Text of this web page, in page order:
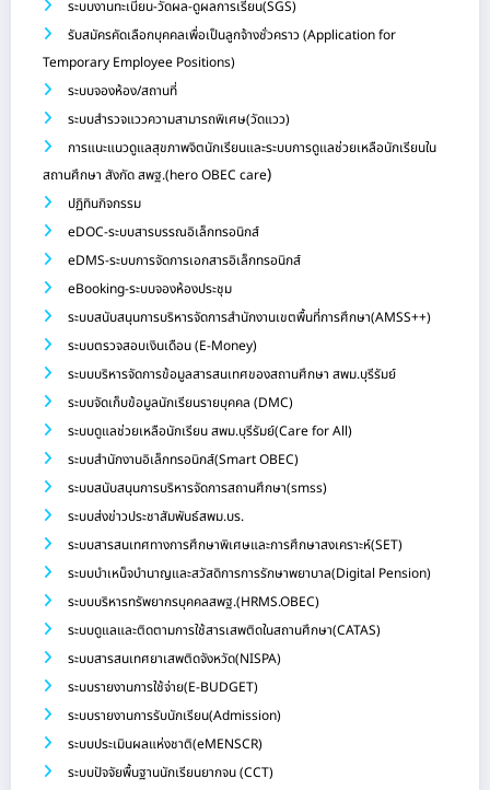
ระบบงานทะเบียน-วัดผล-ดูผลการเรียน(SGS)
รับสมัครคัดเลือกบุคคลเพื่อเป็นลูกจ้างชั่วคราว (Application for
Temporary Employee Positions)
ระบบจองห้อง/สถานที่
ระบบสำรวจแววความสามารถพิเศษ(วัดแวว)
การแนะแนวดูแลสุขภาพจิตนักเรียนและระบบการดูแลช่วยเหลือนักเรียนใน
สถานศึกษา สังกัด สพฐ.(hero OBEC care)
ปฏิทินกิจกรรม
eDOC-ระบบสารบรรณอิเล็กทรอนิกส์
eDMS-ระบบการจัดการเอกสารอิเล็กทรอนิกส์
eBooking-ระบบจองห้องประชุม
ระบบสนับสนุนการบริหารจัดการสำนักงานเขตพื้นที่การศึกษา(AMSS++)
ระบบตรวจสอบเงินเดือน (E-Money)
ระบบบริหารจัดการข้อมูลสารสนเทศของสถานศึกษา สพม.บุรีรัมย์
ระบบจัดเก็บข้อมูลนักเรียนรายบุคคล (DMC)
ระบบดูแลช่วยเหลือนักเรียน สพม.บุรีรัมย์(Care for All)
ระบบสำนักงานอิเล็กทรอนิกส์(Smart OBEC)
ระบบสนับสนุนการบริหารจัดการสถานศึกษา(smss)
ระบบส่งข่าวประชาสัมพันธ์สพม.บร.
ระบบสารสนเทศทางการศึกษาพิเศษและการศึกษาสงเคราะห์(SET)
ระบบบำเหน็จบำนาญและสวัสดิการการรักษาพยาบาล(Digital Pension)
ระบบบริหารทรัพยากรบุคคลสพฐ.(HRMS.OBEC)
ระบบดูแลและติดตามการใช้สารเสพติดในสถานศึกษา(CATAS)
ระบบสารสนเทศยาเสพติดจังหวัด(NISPA)
ระบบรายงานการใช้จ่าย(E-BUDGET)
ระบบรายงานการรับนักเรียน(Admission)
ระบบประเมินผลแห่งชาติ(eMENSCR)
ระบบปัจจัยพื้นฐานนักเรียนยากจน (CCT)